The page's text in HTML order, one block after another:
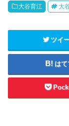
大谷育江 大
ツイ
はて